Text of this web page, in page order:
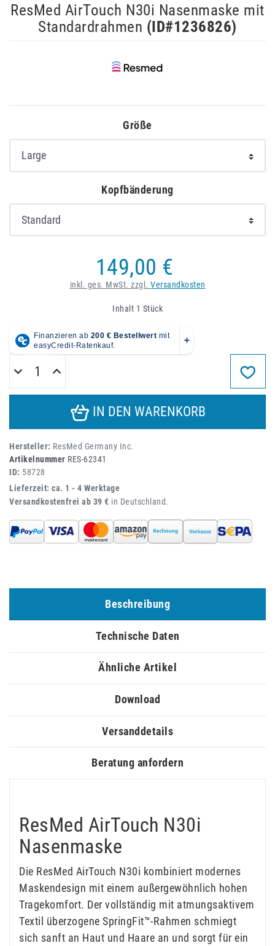
ResMed AirTouch N30i Nasenmaske mit
Standardrahmen (ID#1236826)
Größe
Kopfbänderung
149,00 €
inkl. ges. MwSt. zzgl. Versandkosten
Inhalt 1 Stück
IN DEN WARENKORB
Hersteller: ResMed Germany Inc.
Artikelnummer RES-62341
ID: 58728
Lieferzeit: ca. 1 - 4 Werktage
Versandkostenfrei ab 39 € in Deutschland.
Beschreibung
Technische Daten
Ähnliche Artikel
Download
Versanddetails
Beratung anfordern
ResMed AirTouch N30i
Nasenmaske
Die ResMed AirTouch N30i kombiniert modernes
Maskendesign mit einem außergewöhnlich hohen
Tragekomfort. Der vollständig mit atmungsaktivem
Textil überzogene SpringFit™-Rahmen schmiegt
sich sanft an Haut und Haare an und sorgt für ein